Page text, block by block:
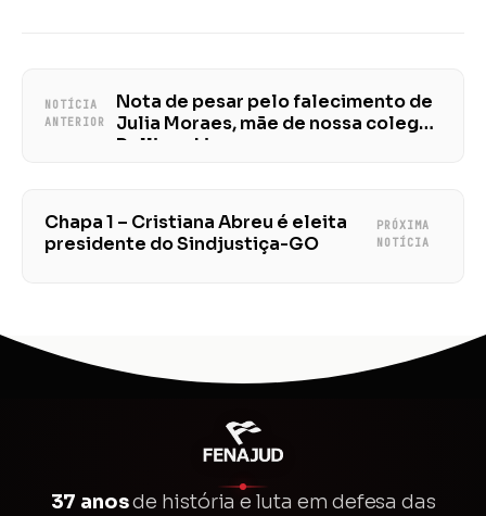
NOTÍCIA
ANTERIOR
Nota de pesar pelo falecimento de
Julia Moraes, mãe de nossa colega
Polliana Lino
Chapa 1 – Cristiana Abreu é eleita
presidente do Sindjustiça-GO
PRÓXIMA
NOTÍCIA
37 anosde história e luta em defesa das